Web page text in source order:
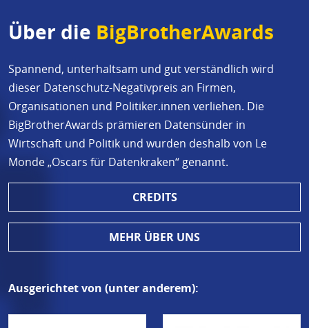
Über die BigBrotherAwards
Spannend, unterhaltsam und gut verständlich wird
dieser Datenschutz-Negativpreis an Firmen,
Organisationen und Politiker.innen verliehen. Die
BigBrotherAwards prämieren Datensünder in
Wirtschaft und Politik und wurden deshalb von Le
Monde „Oscars für Datenkraken“ genannt.
CREDITS
MEHR ÜBER UNS
Ausgerichtet von (unter anderem):